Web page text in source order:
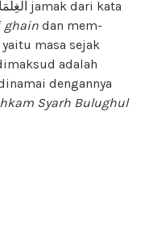
ghain dan mem-
masa sejak
adalah
dengannya
Syarh Bulughul